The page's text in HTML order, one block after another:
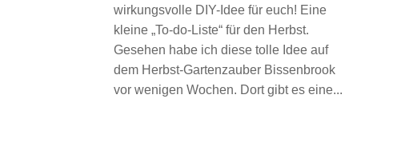
wirkungsvolle DIY-Idee für euch! Eine
kleine „To-do-Liste“ für den Herbst.
Gesehen habe ich diese tolle Idee auf
dem Herbst-Gartenzauber Bissenbrook
vor wenigen Wochen. Dort gibt es eine...